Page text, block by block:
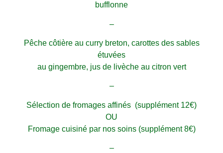
bufflonne
–
Pêche côtière au curry breton, carottes des sables
étuvées
au gingembre, jus de livèche au citron vert
–
Sélection de fromages affinés (supplément 12€)
OU
Fromage cuisiné par nos soins (supplément 8€)
–